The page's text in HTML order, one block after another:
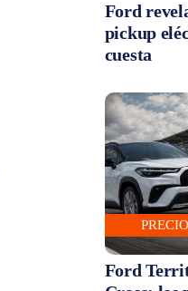
Ford
pickup
cuesta
Ford